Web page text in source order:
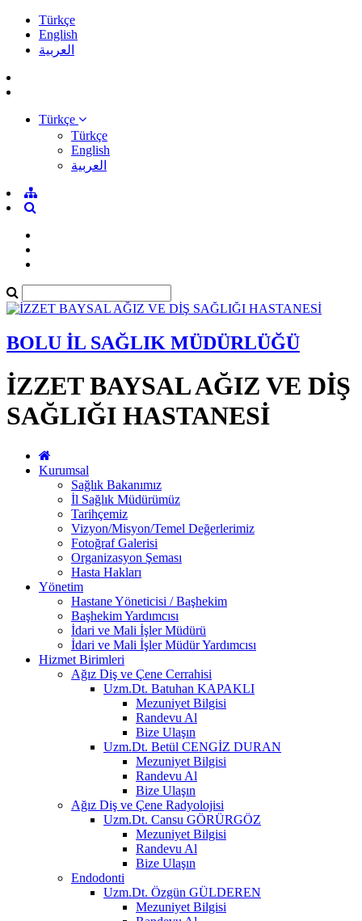
Türkçe
English
العربية
Türkçe
Türkçe
English
العربية
BOLU İL SAĞLIK MÜDÜRLÜĞÜ
İZZET BAYSAL AĞIZ VE DİŞ
SAĞLIĞI HASTANESİ
Kurumsal
Sağlık Bakanımız
İl Sağlık Müdürümüz
Tarihçemiz
Vizyon/Misyon/Temel Değerlerimiz
Fotoğraf Galerisi
Organizasyon Şeması
Hasta Hakları
Yönetim
Hastane Yöneticisi / Başhekim
Başhekim Yardımcısı
İdari ve Mali İşler Müdürü
İdari ve Mali İşler Müdür Yardımcısı
Hizmet Birimleri
Ağız Diş ve Çene Cerrahisi
Uzm.Dt. Batuhan KAPAKLI
Mezuniyet Bilgisi
Randevu Al
Bize Ulaşın
Uzm.Dt. Betül CENGİZ DURAN
Mezuniyet Bilgisi
Randevu Al
Bize Ulaşın
Ağız Diş ve Çene Radyolojisi
Uzm.Dt. Cansu GÖRÜRGÖZ
Mezuniyet Bilgisi
Randevu Al
Bize Ulaşın
Endodonti
Uzm.Dt. Özgün GÜLDEREN
Mezuniyet Bilgisi